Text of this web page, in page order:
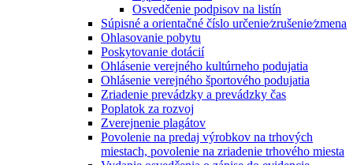
Osvedčenie podpisov na listín
Súpisné a orientačné číslo určenie⁄zrušenie⁄zmena
Ohlasovanie pobytu
Poskytovanie dotácií
Ohlásenie verejného kultúrneho podujatia
Ohlásenie verejného športového podujatia
Zriadenie prevádzky a prevádzky čas
Poplatok za rozvoj
Zverejnenie plagátov
Povolenie na predaj výrobkov na trhových
miestach, povolenie na zriadenie trhového miesta